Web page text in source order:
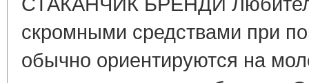
скромными средствами при
обычно ориентируются на